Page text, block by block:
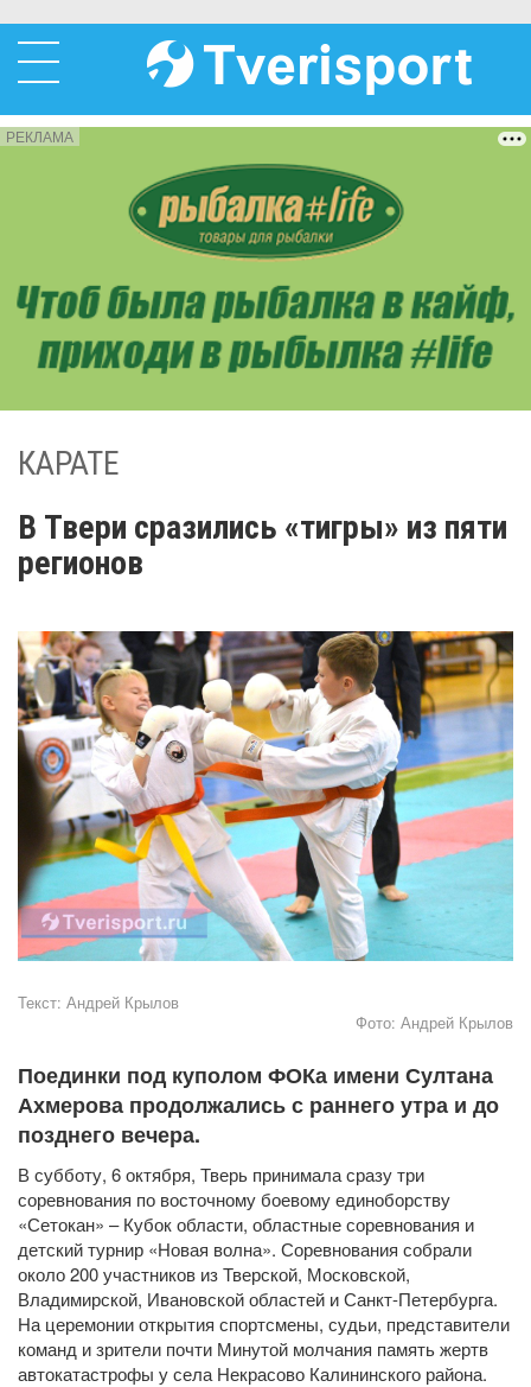
РЕКЛАМА
КАРАТЕ
В Твери сразились «тигры» из пяти
регионов
Текст: Андрей Крылов
Фото: Андрей Крылов
Поединки под куполом ФОКа имени Султана
Ахмерова продолжались с раннего утра и до
позднего вечера.
В субботу, 6 октября, Тверь принимала сразу три
соревнования по восточному боевому единоборству
«Сетокан» – Кубок области, областные соревнования и
детский турнир «Новая волна». Соревнования собрали
около 200 участников из Тверской, Московской,
Владимирской, Ивановской областей и Санкт-Петербурга.
На церемонии открытия спортсмены, судьи, представители
команд и зрители почти Минутой молчания память жертв
автокатастрофы у села Некрасово Калининского района.